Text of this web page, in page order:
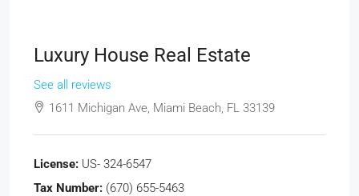
Luxury House Real Estate
See all reviews
1611 Michigan Ave, Miami Beach, FL 33139
License: US- 324-6547
Tax Number: (670) 655-5463